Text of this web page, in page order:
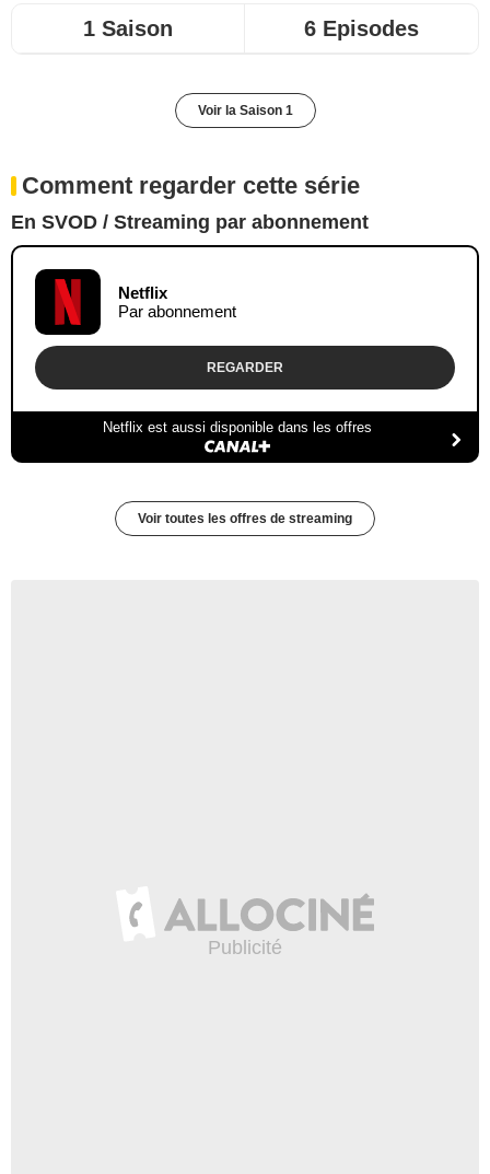
1 Saison 6 Episodes
Voir la Saison 1
Comment regarder cette série
En SVOD / Streaming par abonnement
Netflix
Par abonnement
REGARDER
Netflix est aussi disponible dans les offres
Voir toutes les offres de streaming